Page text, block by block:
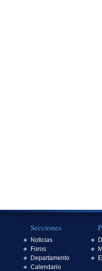
Secciones
Noticias
Foros
Departamento
Calendario